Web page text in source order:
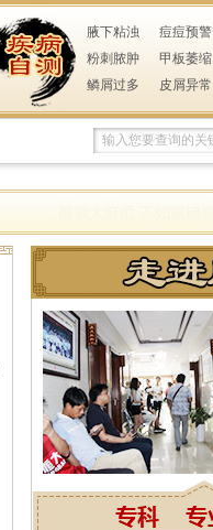
腋下粘浊 痘痘预警
粉刺脓肿
甲板萎缩
鳞屑过多
皮屑异常